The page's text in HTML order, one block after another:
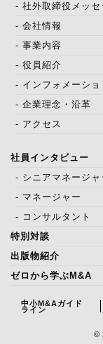
- 社外取締役メッセ
- 会社情報
- 事業内容
- 役員紹介
- インフォメーショ
- 企業理念・沿革
- アクセス
社員インタビュー
- シニアマネージ
- マネージャー
- コンサルタント
特別対談
出版物紹介
ゼロから学ぶM&A
中小M&Aガイド
ライン
©